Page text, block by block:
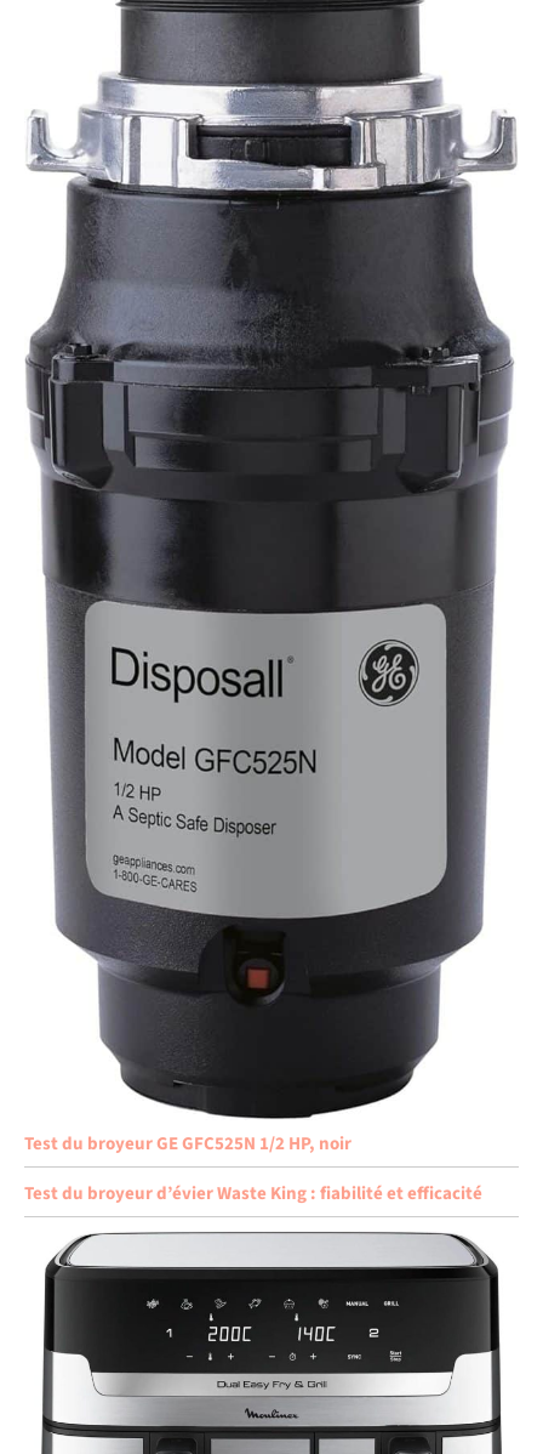
Test du broyeur GE GFC525N 1/2 HP, noir
Test du broyeur d’évier Waste King : fiabilité et efficacité